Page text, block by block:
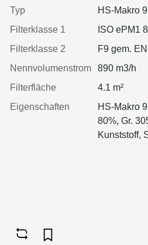
Typ
HS-Makro
Filterklasse 1
ISO ePM1
Filterklasse 2
F9 gem.
Nennvolumenstrom
890 m3/h
Filterfläche
4.1 m²
Eigenschaften
HS-Makro
80%, Gr.
Kunststoff,
geringeren